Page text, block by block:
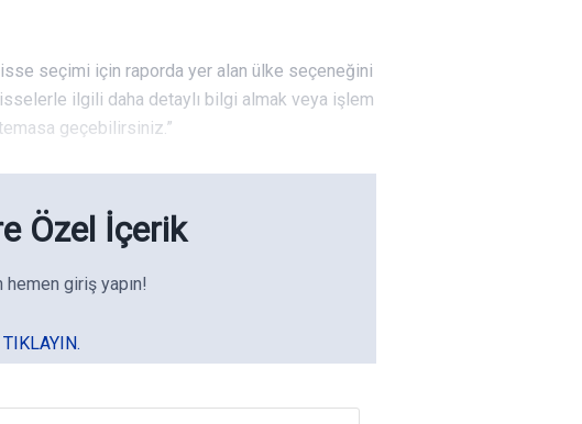
seçimi için raporda yer alan ülke seçeneğini
ilgili daha detaylı bilgi almak veya işlem
geçebilirsiniz.”
Özel İçerik
hemen giriş yapın!